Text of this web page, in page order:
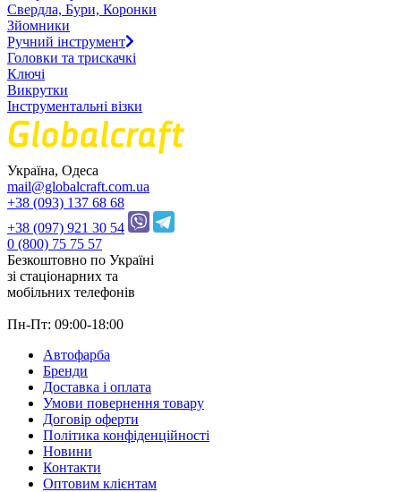
Свердла, Бури, Коронки
Зйомники
Ручний інструмент
Головки та трискачкі
Ключі
Викрутки
Інструментальні візки
Україна, Одеса
mail@globalcraft.com.ua
+38 (093) 137 68 68
+38 (097) 921 30 54
0 (800) 75 75 57
Безкоштовно по Україні
зі стацiонарних та
мобільних телефонів
Пн-Пт: 09:00-18:00
Автофарба
Бренди
Доставка і оплата
Умови повернення товару
Договір оферти
Політика конфіденційності
Новини
Контакти
Оптовим клієнтам